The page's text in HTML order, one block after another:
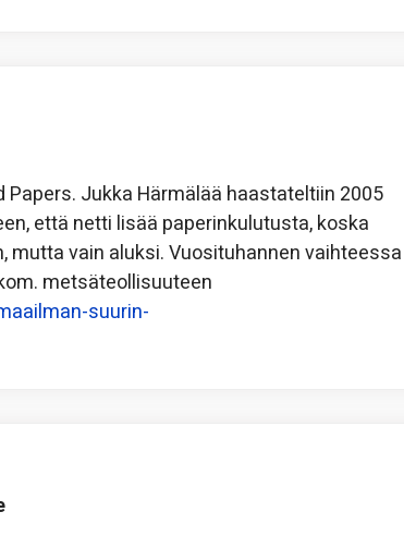
Jukka Härmälää haastateltiin 2005
että netti lisää paperinkulutusta, koska
mutta vain aluksi. Vuosituhannen vaihteessa
metsäteollisuuteen
suurin-